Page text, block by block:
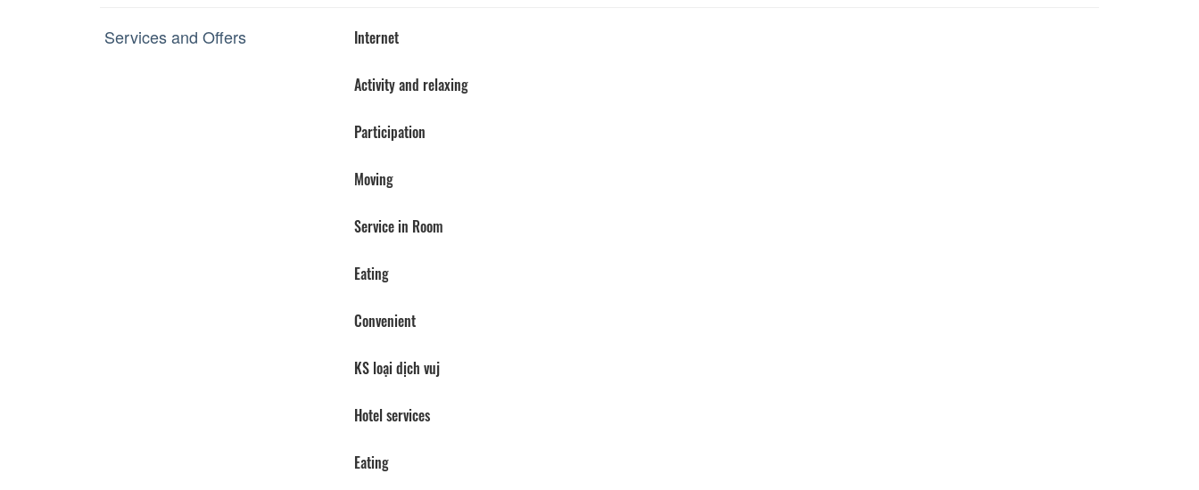
Services and Offers Internet
Activity and relaxing
Participation
Moving
Service in Room
Eating
Convenient
KS loại dịch vuj
Hotel services
Eating